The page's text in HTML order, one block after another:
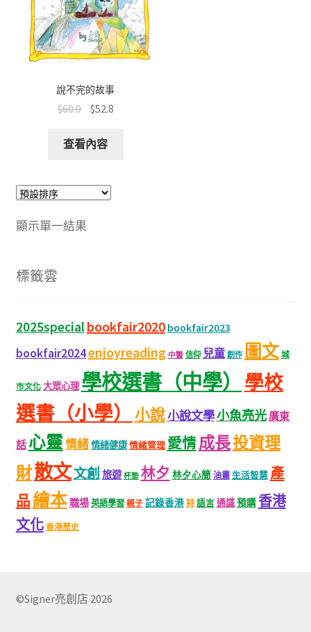
文創
聯絡我們+郵費
海外訂購書籍說不完的故事
$60.0 $52.8
查看內容
顯示單一結果
標籤雲
2025specialbookfair2020 bookfair2023
bookfair2024enjoyreading 中醫 信仰 兒童 創作 圖文 城
市文化 大眾心理 學校選書（中學）
學校
選書（小學）
小說小說文學小魚亮光 廣東
話 心靈情緒情緒健康情緒管理 愛情成長投資理
財散文文創 旅遊 杯墊 林夕 林夕心簡 油畫 生活智慧 產
品繪本職場 英語學習 親子 記錄香港 詩 語言通識預購香港
文化 香港歷史
©Signer亮創店 2026